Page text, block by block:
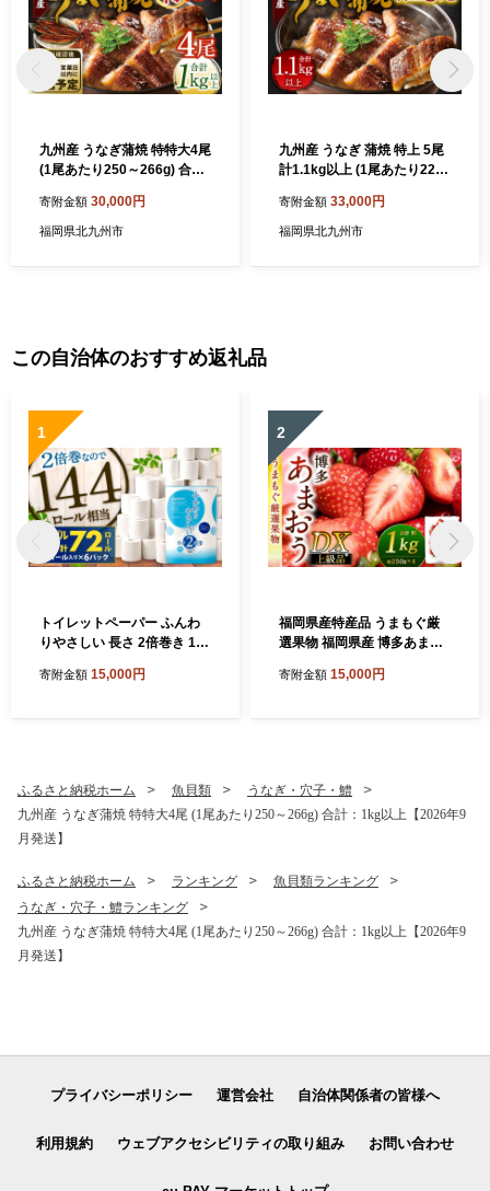
九州産 うなぎ蒲焼 特特大4尾
(1尾あたり250～266g) 合
寄附金額 30,000円
福岡県北九州市
九州産 うなぎ 蒲焼 特上 5尾
計1.1kg以上 (1尾あたり220
寄附金額 33,000円
福岡県北九州市
この自治体のおすすめ返礼品
1
トイレットペーパー ふんわ
りやさしい 長さ 2倍巻き 100
防災
寄附金額 15,000円
2
福岡県産特産品 うまもぐ厳
選果物 福岡県産 博多あまお
×4パック入り）【2027年2月
寄附金額 15,000円
ふるさと納税ホーム 魚貝類
うなぎ・穴子・鱧
九州産 うなぎ蒲焼 特特大4尾 (1尾あたり250～266g) 合計：1kg以上【2026年9
月発送】
ふるさと納税ホーム ランキング
魚貝類ランキング
うなぎ・穴子・鱧ランキング
九州産 うなぎ蒲焼 特特大4尾 (1尾あたり250～266g) 合計：1kg以上【2026年9
月発送】
プライバシーポリシー 運営会社 自治体関係者の皆様へ
利用規約 ウェブアクセシビリティの取り組み お問い合わせ